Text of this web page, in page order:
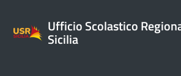
Ufficio Scolastico
Sicilia